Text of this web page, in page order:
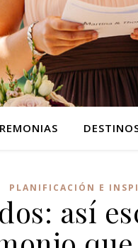
PLANIFICACIÓN E
así